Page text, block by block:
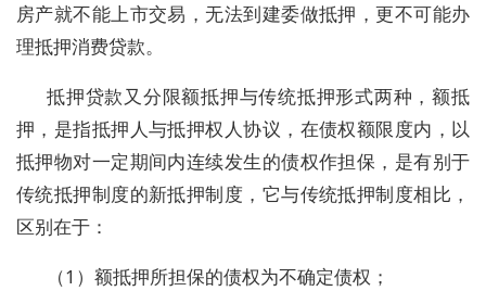
房产就不能上市交易，无法到建委做抵押，更不可能办
理抵押消费贷款。
抵押贷款又分限额抵押与传统抵押形式两种，额抵
押，是指抵押人与抵押权人协议，在债权额限度内，以
抵押物对一定期间内连续发生的债权作担保，是有别于
传统抵押制度的新抵押制度，它与传统抵押制度相比，
区别在于：
（1）额抵押所担保的债权为不确定债权；